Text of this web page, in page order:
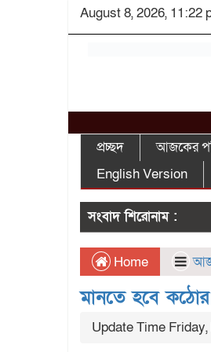
August 8, 2026, 11:22
প্রচ্ছদ আজকের
English Version
সংবাদ শিরোনাম :
Home
মানতে হবে
Update Time